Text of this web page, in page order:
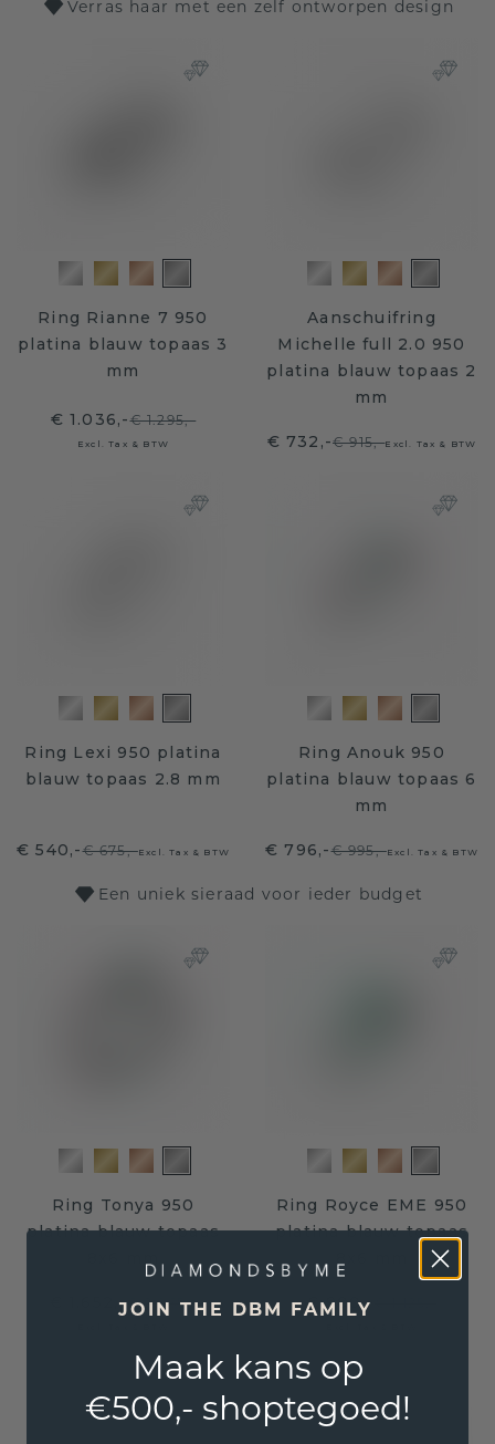
Verras haar met een zelf ontworpen design
Ring Rianne 7 950
platina blauw topaas 3
mm
€ 1.036,-€ 1.295,-
Excl. Tax & BTW
Aanschuifring
Michelle full 2.0 950
platina blauw topaas 2
mm
€ 732,-€ 915,-Excl. Tax & BTW
Ring Lexi 950 platina
blauw topaas 2.8 mm
€ 540,-€ 675,-Excl. Tax & BTW
Ring Anouk 950
platina blauw topaas 6
mm
€ 796,-€ 995,-Excl. Tax & BTW
Een uniek sieraad voor ieder budget
Ring Tonya 950
platina blauw topaas
€ 1.652,-€ 2.065,-
Ring Royce EME 950
platina blauw topaas
€ 900,-
JOIN THE DBM FAMILY
Maak kans op
€500,- shoptegoed!